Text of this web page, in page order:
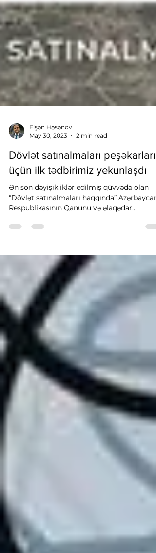
Elşən Həsənov
May 30, 2023
2 min read
Dövlət satınalmaları peşəkarları
üçün ilk tədbirimiz yekunlaşdı
"Dövlət satınalmaları haqqında” Azərbaycan
Respublikasının Qanunu və əlaqədar